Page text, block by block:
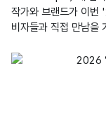
작가와 브랜드가 이번